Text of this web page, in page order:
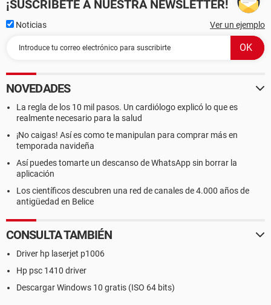
¡SUSCRÍBETE A NUESTRA NEWSLETTER!
Noticias Ver un ejemplo
NOVEDADES
La regla de los 10 mil pasos. Un cardiólogo explicó lo que es
realmente necesario para la salud
¡No caigas! Así es como te manipulan para comprar más en
temporada navideña
Así puedes tomarte un descanso de WhatsApp sin borrar la
aplicación
Los científicos descubren una red de canales de 4.000 años de
antigüedad en Belice
CONSULTA TAMBIÉN
Driver hp laserjet p1006
Hp psc 1410 driver
Descargar Windows 10 gratis (ISO 64 bits)